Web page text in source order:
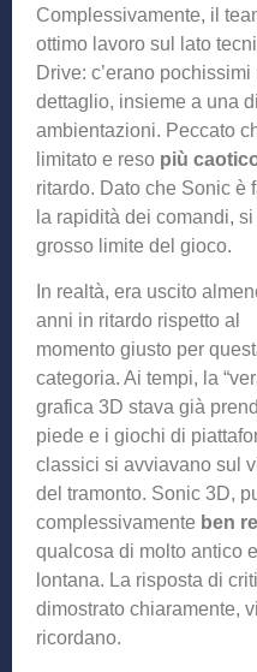
Complessivamente, il
ottimo lavoro sul lato
Drive: c’erano
dettaglio, insieme a una
ambientazioni. Peccato
limitato e reso più
ritardo. Dato che Sonic è
la rapidità dei comandi,
grosso limite del gioco.
In realtà, era uscito
anni in ritardo rispetto al
momento giusto per
categoria. Ai tempi, la
grafica 3D stava già
piede e i giochi di
classici si avviavano sul
del tramonto. Sonic 3D,
complessivamente ben
qualcosa di molto antico
lontana. La risposta di
dimostrato chiaramente,
ricordano.